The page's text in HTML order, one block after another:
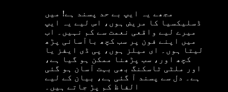
مجھے یہ ایپ بے حد پسند ہے! میں
ڈسلیکسیا کا مریض ہوں، اس لیے یہ ایپ
میرے لیے واقعی نعمت سے کم نہیں۔ اب
میں اپنے فون پر سب کچھ باآسانی پڑھ
لیتا ہوں۔ ای میلز ہوں، پی ڈی ایفز یا
کچھ اور، سب پڑھنا ممکن ہو گیا ہے،
اور ملٹی ٹاسکنگ بھی بہت آسان ہو گئی
ہے۔ دل سے پسند آ گئی ہے، بیان کے لیے
الفاظ کم پڑ جاتے ہیں۔